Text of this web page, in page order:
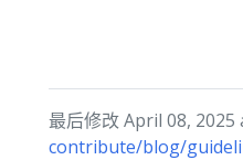
最后修改 April 08, 2025
contribute/blog/